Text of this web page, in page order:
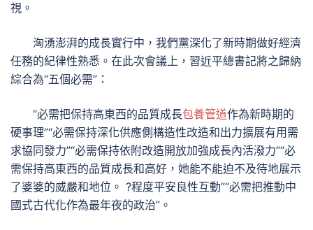
視。
洶湧澎湃的成長實行中，我們黨深化了新時期做好經濟
任務的紀律性熟悉。在此次會議上，習近平總書記將之歸納
綜合為“五個必需”：
“必需把保持高東西的品質成長包養管道作為新時期的
硬事理”“必需保持深化供應側構造性改造和出力擴展有用需
求協同發力”“必需保持依附改造開放加強成長內活潑力”“必
需保持高東西的品質成長和高好，她能不能迫不及待地展示
了婆婆的威嚴和地位。 ?程度平安良性互動”“必需把推動中
國式古代化作為最年夜的政治”。